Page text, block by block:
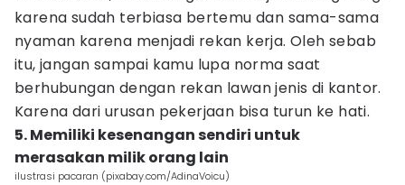
karena sudah terbiasa bertemu dan sama-sama
nyaman karena menjadi rekan kerja. Oleh sebab
itu, jangan sampai kamu lupa norma saat
berhubungan dengan rekan lawan jenis di kantor.
Karena dari urusan pekerjaan bisa turun ke hati.
5. Memiliki kesenangan sendiri untuk
merasakan milik orang lain
ilustrasi pacaran (pixabay.com/AdinaVoicu)